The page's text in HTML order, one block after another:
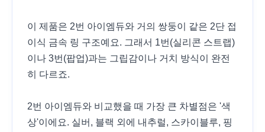
이 제품은 2번 아이엠듀와 거의 쌍둥이 같은 2단 접
이식 금속 링 구조예요. 그래서 1번(실리콘 스트랩)
이나 3번(팝업)과는 그립감이나 거치 방식이 완전
히 다르죠.
2번 아이엠듀와 비교했을 때 가장 큰 차별점은 '색
상'이에요. 실버, 블랙 외에 내추럴, 스카이블루, 핑